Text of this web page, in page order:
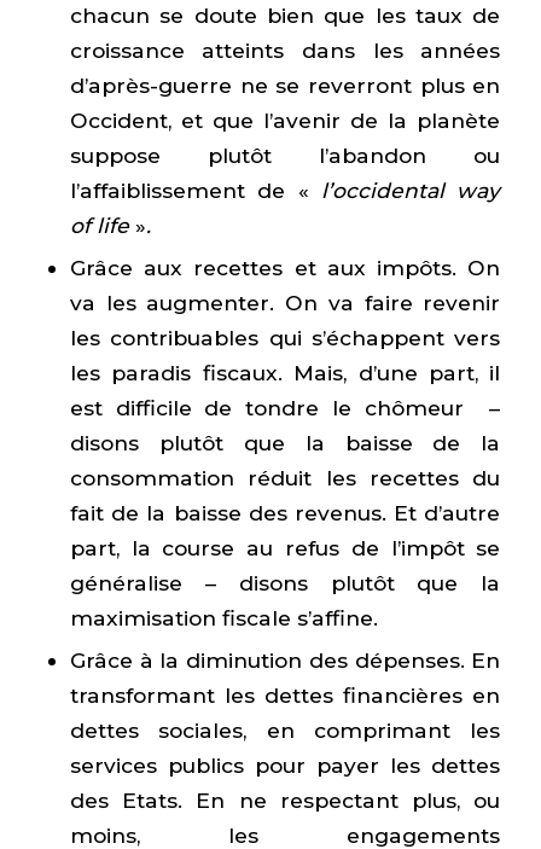
chacun se doute bien que les taux de
croissance atteints dans les années
d’après-guerre ne se reverront plus en
Occident, et que l’avenir de la planète
suppose plutôt l’abandon ou
l’affaiblissement de « l’occidental way
of life».
Grâce aux recettes et aux impôts. On
va les augmenter. On va faire revenir
les contribuables qui s’échappent vers
les paradis fiscaux. Mais, d’une part, il
est difficile de tondre le chômeur –
disons plutôt que la baisse de la
consommation réduit les recettes du
fait de la baisse des revenus. Et d’autre
part, la course au refus de l’impôt se
généralise – disons plutôt que la
maximisation fiscale s’affine.
Grâce à la diminution des dépenses. En
transformant les dettes financières en
dettes sociales, en comprimant les
services publics pour payer les dettes
des Etats. En ne respectant plus, ou
moins, les engagements